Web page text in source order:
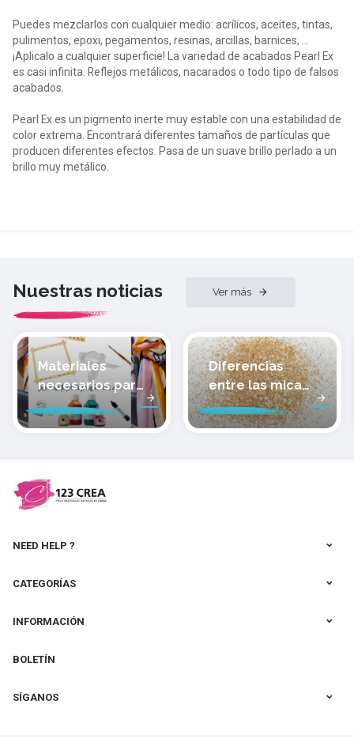
Puedes mezclarlos con cualquier medio: acrílicos, aceites, tintas,
pulimentos, epoxi, pegamentos, resinas, arcillas, barnices, ...
¡Aplicalo a cualquier superficie!
La variedad de acabados Pearl Ex
es casi infinita. Reflejos metálicos, nacarados o todo tipo de falsos
acabados.
Pearl Ex es un pigmento inerte muy estable con una estabilidad de
color extrema. Encontrará diferentes tamaños de partículas que
producen diferentes efectos. Pasa de un suave brillo perlado a un
brillo muy metálico.
Nuestras noticias Ver más
Materiales
necesarios para
pintar sobre
seda
Diferencias
entre las micas
de las arcillas
poliméricas de
NEED HELP ?
CATEGORÍAS
INFORMACIÓN
BOLETÍN
SÍGANOS